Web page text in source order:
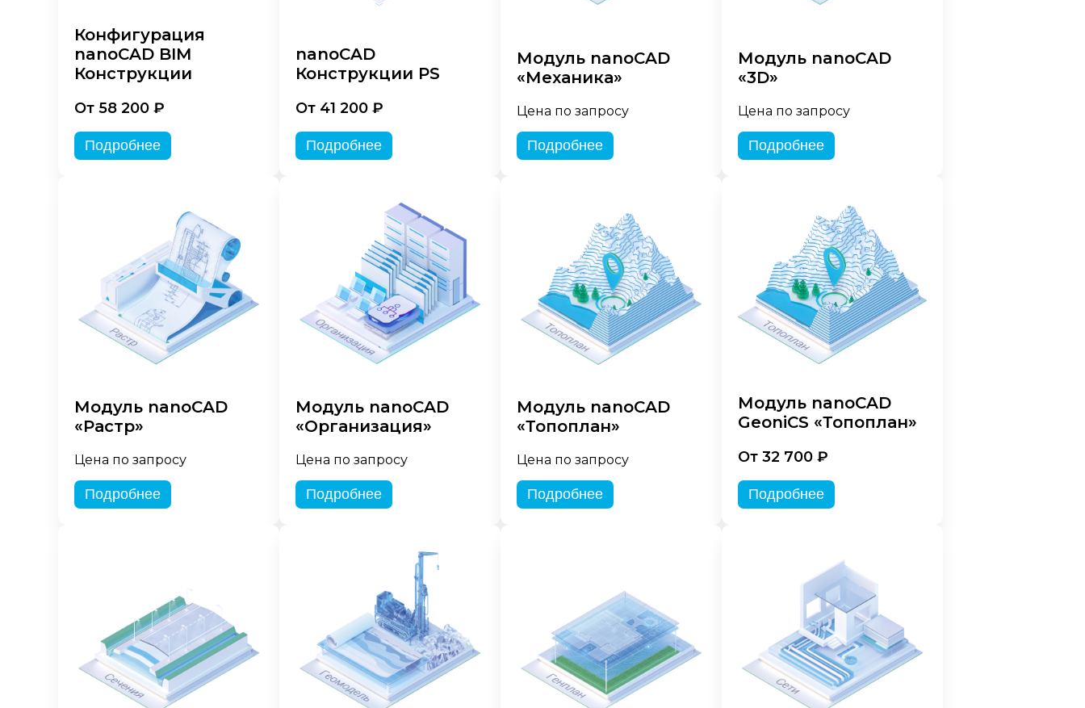
Конфигурация
nanoCAD BIM
Конструкции
От 58 200 ₽
Подробнее
nanoCAD
Конструкции PS
От 41 200 ₽
Подробнее
Модуль nanoCAD
«Механика»
Цена по запросу
Подробнее
Модуль nanoCAD
«3D»
Цена по запросу
Подробнее
Модуль nanoCAD
«Растр»
Цена по запросу
Подробнее
Модуль nanoCAD
«Организация»
Цена по запросу
Подробнее
Модуль nanoCAD
«Топоплан»
Цена по запросу
Подробнее
Модуль nanoCAD
GeoniCS «Топоплан»
От 32 700 ₽
Подробнее